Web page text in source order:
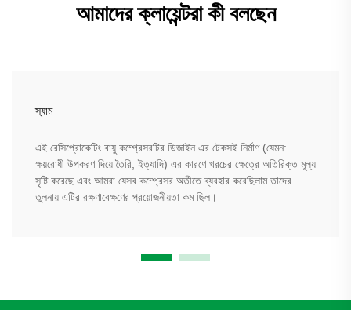
আমাদের ক্লায়েন্টরা কী বলছেন
স্যাম
এই রেসিপ্রোকেটিং বায়ু কম্প্রেসরটির ডিজাইন এর টেকসই নির্মাণ (যেমন:
ক্ষয়রোধী উপকরণ দিয়ে তৈরি, ইত্যাদি) এর কারণে খরচের ক্ষেত্রে অতিরিক্ত মূল্য
সৃষ্টি করেছে এবং আমরা যেসব কম্প্রেসর অতীতে ব্যবহার করেছিলাম তাদের
তুলনায় এটির রক্ষণাবেক্ষণের প্রয়োজনীয়তা কম ছিল।